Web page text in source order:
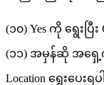
(၁၀) Yes ကို ရွေးပြီး
(၁၁) အမှန်ဆို အရှေ့ကို
Location ရွေးပေ